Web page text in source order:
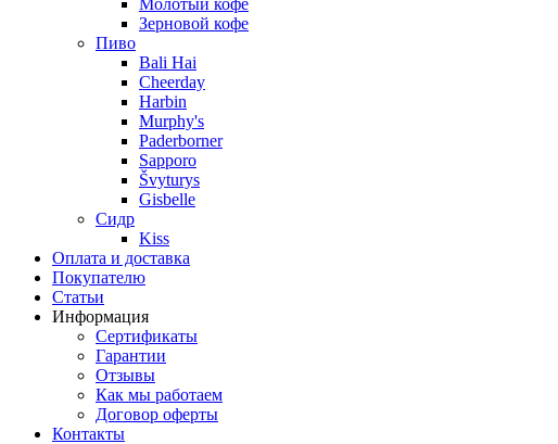
Молотый кофе
Зерновой кофе
Пиво
Bali Hai
Cheerday
Harbin
Murphy's
Paderborner
Sapporo
Švyturys
Gisbelle
Сидр
Kiss
Оплата и доставка
Покупателю
Статьи
Информация
Сертификаты
Гарантии
Отзывы
Как мы работаем
Договор оферты
Контакты